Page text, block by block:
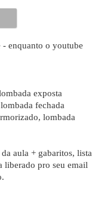
- enquanto o youtube
exposta
fechada
lombada
aula + gabaritos, lista
liberado pro seu email